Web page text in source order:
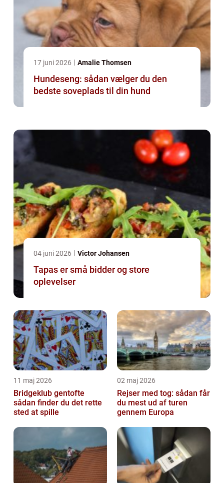
17 juni 2026 Amalie Thomsen
Hundeseng: sådan vælger du den
bedste soveplads til din hund
04 juni 2026 Victor Johansen
Tapas er små bidder og store
oplevelser
11 maj 2026
Bridgeklub gentofte
sådan finder du det rette
sted at spille
02 maj 2026
Rejser med tog: sådan får
du mest ud af turen
gennem Europa